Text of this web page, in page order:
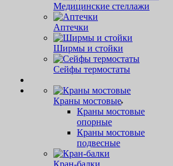
Медицинские стеллажи
Аптечки
Ширмы и стойки
Сейфы термостаты
Краны мостовые
Краны мостовые
опорные
Краны мостовые
подвесные
Кран-балки